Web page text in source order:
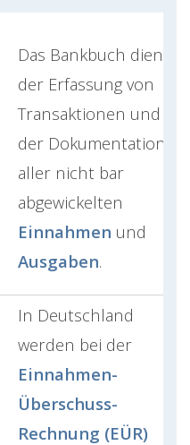
Das Bankbuch dient
der Erfassung von
Transaktionen und
der Dokumentation
aller nicht bar
abgewickelten
Einnahmen und
Ausgaben.
In Deutschland
werden bei der
Einnahmen-
Überschuss-
Rechnung (EÜR)